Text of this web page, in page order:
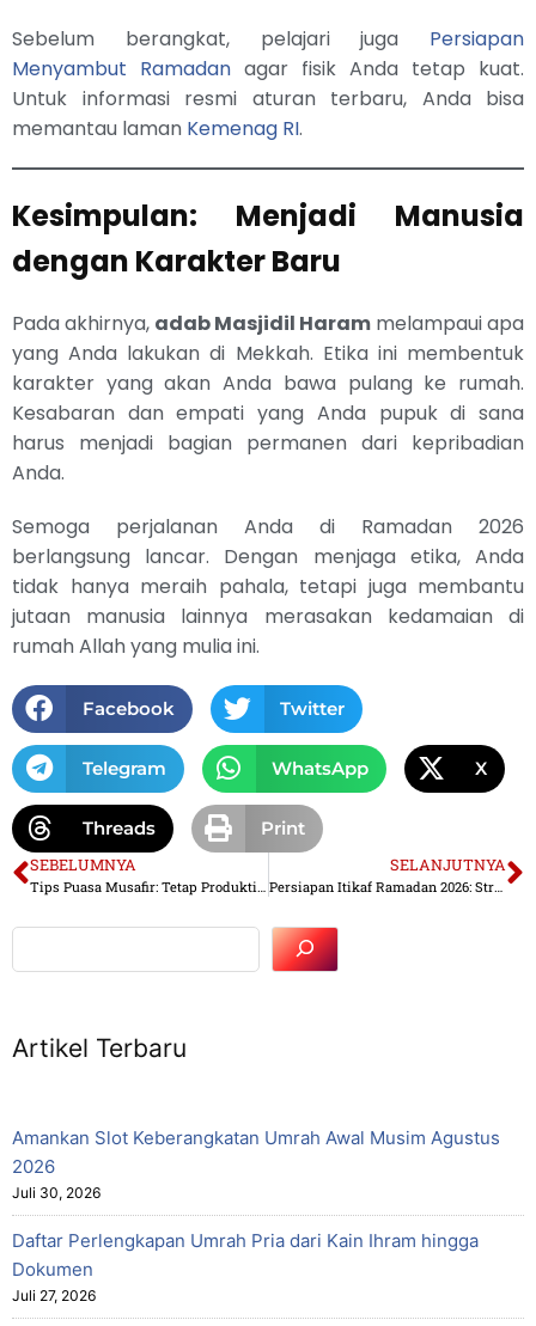
Sebelum berangkat, pelajari juga Persiapan
Menyambut Ramadan agar fisik Anda tetap kuat.
Untuk informasi resmi aturan terbaru, Anda bisa
memantau laman Kemenag RI.
Kesimpulan: Menjadi Manusia
dengan Karakter Baru
Pada akhirnya, adab Masjidil Haram melampaui apa
yang Anda lakukan di Mekkah. Etika ini membentuk
karakter yang akan Anda bawa pulang ke rumah.
Kesabaran dan empati yang Anda pupuk di sana
harus menjadi bagian permanen dari kepribadian
Anda.
Semoga perjalanan Anda di Ramadan 2026
berlangsung lancar. Dengan menjaga etika, Anda
tidak hanya meraih pahala, tetapi juga membantu
jutaan manusia lainnya merasakan kedamaian di
rumah Allah yang mulia ini.
Facebook Twitter
Telegram WhatsApp X
Threads Print
SEBELUMNYA
Tips Puasa Musafir: Tetap Produktif dan Bugar Saat Perjalanan Jauh
SELANJUTNYA
Persiapan Itikaf Ramadan 2026: Strategi Matang Menjemput Lailatul Qadar
Artikel Terbaru
Amankan Slot Keberangkatan Umrah Awal Musim Agustus
2026
Juli 30, 2026
Daftar Perlengkapan Umrah Pria dari Kain Ihram hingga
Dokumen
Juli 27, 2026